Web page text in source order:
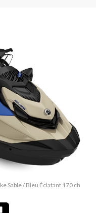
Sable / Bleu Éclatant 170 ch